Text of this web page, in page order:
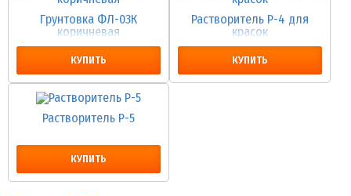
Грунтовка ФЛ-03К
коричневая
КУПИТЬ
Растворитель Р-4 для
красок
КУПИТЬ
Растворитель Р-5
КУПИТЬ